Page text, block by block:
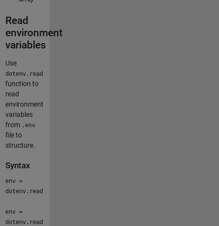
Read
environment
variables
Use
dotenv.read
function to
read
environment
variables
from .env
file to
structure.
Syntax
env =
dotenv.read
env =
dotenv.read